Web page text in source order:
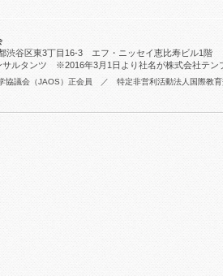
渋谷区東3丁目16-3 エフ・ニッセイ恵比寿ビル1階
ルタンツ ※2016年3月1日より社名が株式会社テン
協議会（JAOS）正会員 ／ 特定非営利活動法人国際教